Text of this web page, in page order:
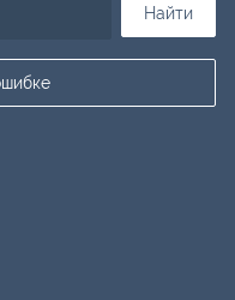
Найти